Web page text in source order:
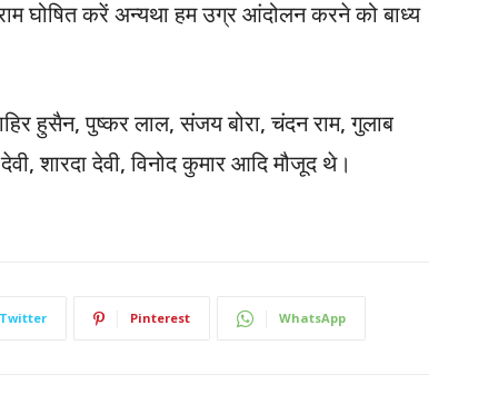
घोषित करें अन्यथा हम उग्र आंदोलन करने को बाध्य
हुसैन, पुष्कर लाल, संजय बोरा, चंदन राम, गुलाब
शारदा देवी, विनोद कुमार आदि मौजूद थे।
Twitter Pinterest WhatsApp